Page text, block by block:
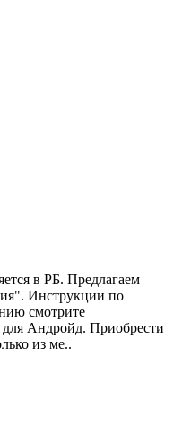
в РБ. Предлагаем
Инструкции по
смотрите
для Андройд. Приобрести
из ме..